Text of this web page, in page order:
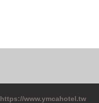
https://www.ymcahotel.tw